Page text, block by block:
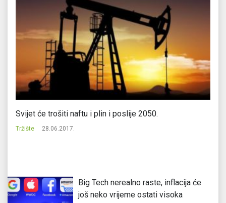
Svijet će trošiti naftu i plin i poslije 2050.
Tržište 28.06.2017.
Big Tech nerealno raste, inflacija će
još neko vrijeme ostati visoka